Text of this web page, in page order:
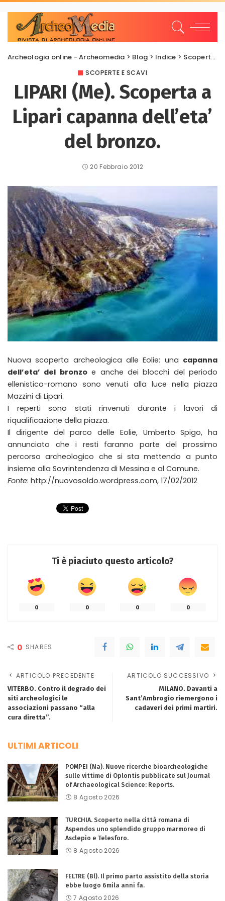
Archeologia online - Archeomedia > Blog > Indice > Scoperte e scavi
SCOPERTE E SCAVI
LIPARI (Me). Scoperta a
Lipari capanna dell’eta’
del bronzo.
20 Febbraio 2012
Nuova scoperta archeologica alle Eolie: una capanna
dell’eta’ del bronzoe anche dei blocchi del periodo
ellenistico-romano sono venuti alla luce nella piazza
Mazzini di Lipari.
I reperti sono stati rinvenuti durante i lavori di
riqualificazione della piazza.
Il dirigente del parco delle Eolie, Umberto Spigo, ha
annunciato che i resti faranno parte del prossimo
percorso archeologico che si sta mettendo a punto
insieme alla Sovrintendenza di Messina e al Comune.
Fonte: http://nuovosoldo.wordpress.com, 17/02/2012
Ti è piaciuto questo articolo?
0 0 0 0
0 SHARES
ARTICOLO PRECEDENTE
VITERBO. Contro il degrado dei
siti archeologici le
associazioni passano “alla
cura diretta”.
ARTICOLO SUCCESSIVO
MILANO. Davanti a
Sant’Ambrogio riemergono i
cadaveri dei primi martiri.
ULTIMI ARTICOLI
POMPEI (Na). Nuove ricerche bioarcheologiche
sulle vittime di Oplontis pubblicate sul Journal
of Archaeological Science: Reports.
8 Agosto 2026
TURCHIA. Scoperto nella città romana di
Aspendos uno splendido gruppo marmoreo di
Asclepio e Telesforo.
8 Agosto 2026
FELTRE (Bl). Il primo parto assistito della storia
ebbe luogo 6mila anni fa.
7 Agosto 2026